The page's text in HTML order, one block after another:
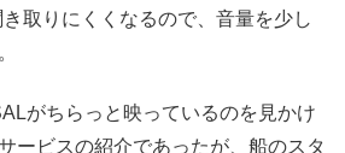
取りにくくなるので、音量を少し
がちらっと映っているのを見かけ
ービスの紹介であったが、船のスタ